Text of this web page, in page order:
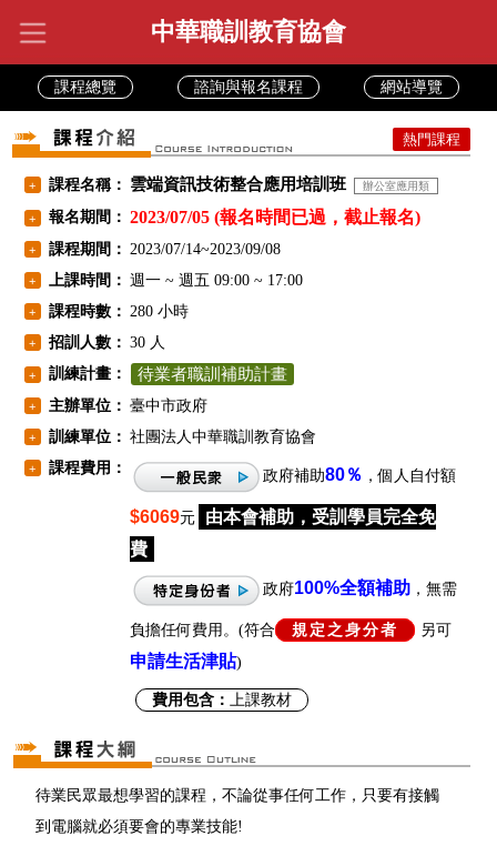
中華職訓教育協會
課程總覽 諮詢與報名課程 網站導覽
熱門課程
+ 課程名稱： 雲端資訊技術整合應用培訓班 辦公室應用類
+ 報名期間： 2023/07/05 (報名時間已過，截止報名)
+ 課程期間： 2023/07/14~2023/09/08
+ 上課時間： 週一 ~ 週五 09:00 ~ 17:00
+ 課程時數： 280 小時
+ 招訓人數： 30 人
+ 訓練計畫： 待業者職訓補助計畫
+ 主辦單位： 臺中市政府
+ 訓練單位： 社團法人中華職訓教育協會
+ 課程費用： 政府補助80％ ，個人自付額
$6069元
由本會補助，受訓學員完全免
費
政府100%全額補助 ，無需
負擔任何費用。(符合 規定之身分者 另可
申請生活津貼)
費用包含： 上課教材
待業民眾最想學習的課程，不論從事任何工作，只要有接觸
到電腦就必須要會的專業技能!